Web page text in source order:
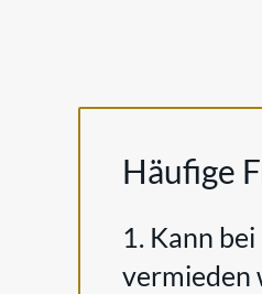
Häufige
1. Kann
vermieden